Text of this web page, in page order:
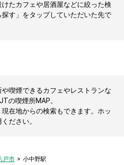
たカフェや居酒屋などに絞った検
す」をタップしていただいた先で
喫煙できるカフェやレストランな
の喫煙所MAP。
在地からの検索もできます。ホッ
ださい。
戸市 小中野駅